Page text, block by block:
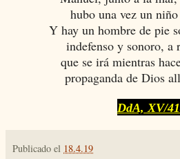
hubo una vez un
Y hay un hombre de pie
indefenso y sonoro, a
que se irá mientras
propaganda de Dios
DdA, XV/
Publicado el 18.4.19